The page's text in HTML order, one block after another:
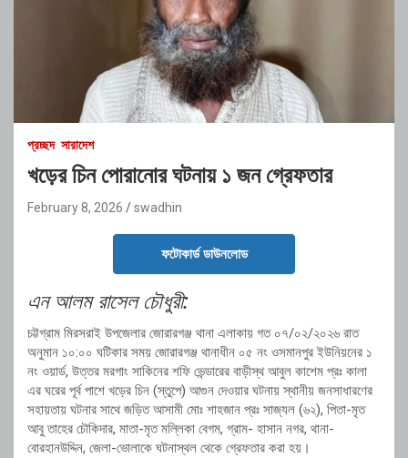
প্রচ্ছদ সারাদেশ
খড়ের চিন পোরানোর ঘটনায় ১ জন গ্রেফতার
February 8, 2026 swadhin
ফটোকার্ড ডাউনলোড
এন আলম রাসেল চৌধুরী:
চট্টগ্রাম মিরসরাই উপজেলার জোরারগঞ্জ থানা এলাকায় গত ০৭/০২/২০২৬ রাত
অনুমান ১০:০০ ঘটিকার সময় জোরারগঞ্জ থানাধীন ০৫ নং ওসমানপুর ইউনিয়নের ১
নং ওয়ার্ড, উত্তর মরগাং সাকিনের শফি ভেন্ডারের বাড়ীস্থ আবুল কাশেম প্রঃ কালা
এর ঘরের পূর্ব পাশে খড়ের চিন (স্তুপে) আগুন দেওয়ার ঘটনায় স্থানীয় জনসাধারণের
সহায়তায় ঘটনার সাথে জড়িত আসামী মোঃ শাহজান প্রঃ সাজ্যল (৬২), পিতা-মৃত
আবু তাহের চৌকিদার, মাতা-মৃত মল্লিকা বেগম, গ্রাম- হাসান নগর, থানা-
বোরহানউদ্দিন, জেলা-ভোলাকে ঘটনাস্থল থেকে গ্রেফতার করা হয়।